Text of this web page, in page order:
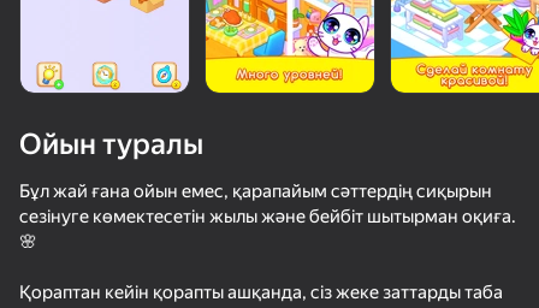
Дорожная Империя
Чикз Стак
3D Acrylic Nail
Ойын туралы
Бұл жай ғана ойын емес, қарапайым сәттердің сиқырын
сезінуге көмектесетін жылы және бейбіт шытырман оқиға.
🌸
Қораптан кейін қорапты ашқанда, сіз жеке заттарды таба